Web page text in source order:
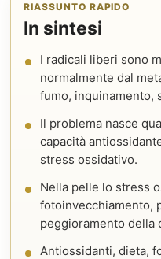
RIASSUNTO RAPIDO
In sintesi
I radicali liberi sono
normalmente dal
fumo, inquinamento,
Il problema nasce
capacità
stress ossidativo.
Nella pelle lo stress
fotoinvecchiamento,
peggioramento della
Antiossidanti, dieta,